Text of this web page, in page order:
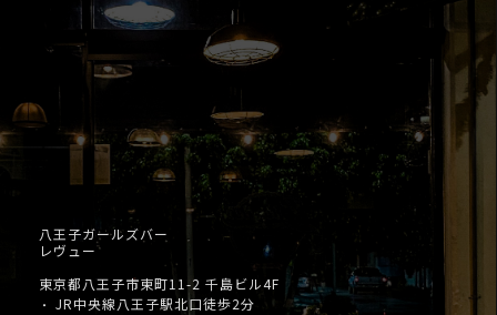
八王子ガールズバー
レヴュー
東京都八王子市東町11-2 千島ビル4F
・ JR中央線八王子駅北口徒歩2分